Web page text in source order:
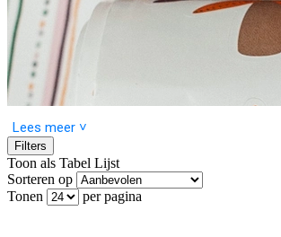
Een cadeau geven wordt nog specialer met een
Lees meer ˅
Filters
Toon als Tabel Lijst
Sorteren op
Tonen
per pagina